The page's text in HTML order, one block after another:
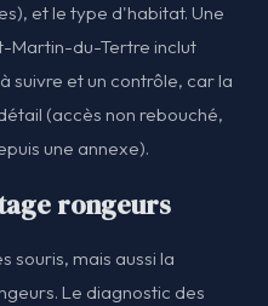
et le type d'habitat. Une
Martin-du-Tertre inclut
suivre et un contrôle, car la
(accès non rebouché,
une annexe).
rongeurs
souris, mais aussi la
Le diagnostic des